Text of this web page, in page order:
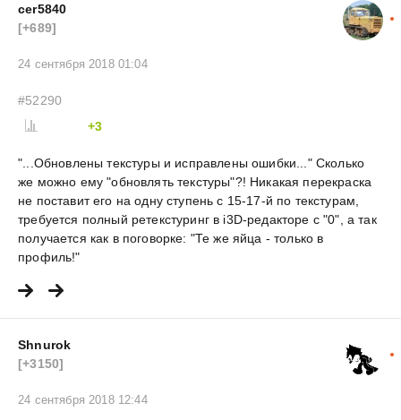
cer5840
[+689]
24 сентября 2018 01:04
#52290
+3
"...Обновлены текстуры и исправлены ошибки..." Сколько
же можно ему "обновлять текстуры"?! Никакая перекраска
не поставит его на одну ступень с 15-17-й по текстурам,
требуется полный ретекстуринг в i3D-редакторе с "0", а так
получается как в поговорке: "Те же яйца - только в
профиль!"
Shnurok
[+3150]
24 сентября 2018 12:44